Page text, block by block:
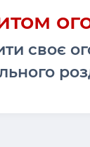
своє